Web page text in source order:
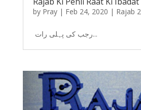
by Pray| Feb 24, 2020 | Rajab
رجب کی پہلی رات...